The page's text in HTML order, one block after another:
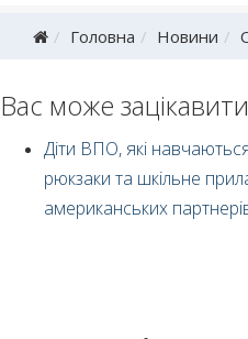
Головна Новини
Вас може
Діти ВПО, які
рюкзаки та шкільне
американських